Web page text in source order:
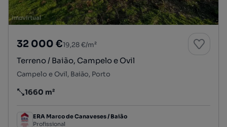
32 000 €19,28 €/m²
Terreno / Baião, Campelo e Ovil
Campelo e Ovil, Baião, Porto
Preço por metro quadrado
1660 m²
ERA Marco de Canaveses / Baião
Profissional